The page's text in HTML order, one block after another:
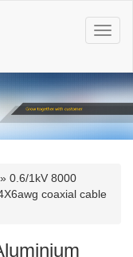
T
o
g
l
n
a
g
» 0.6/1kV 8000
coaxial cable